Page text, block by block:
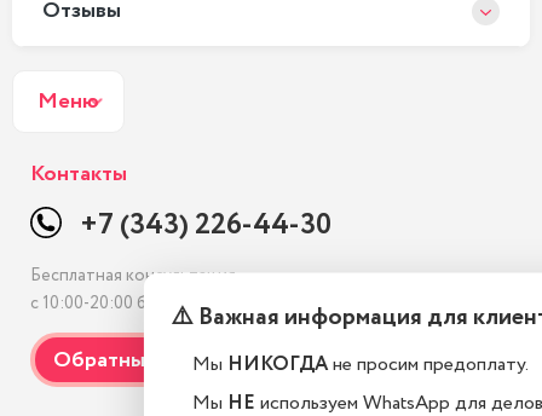
Отзывы
Меню
Контакты
+7 (343) 226-44-30
Бесплатная консультация
с 10:00-20:00 без выходных⚠️ Важная информация для
Мы НИКОГДАне просим предоплату.
Мы НЕ используем WhatsApp для